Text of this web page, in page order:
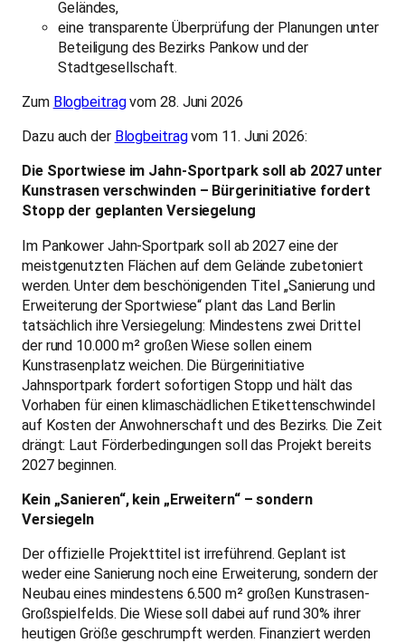
Geländes,
eine transparente Überprüfung der Planungen unter
Beteiligung des Bezirks Pankow und der
Stadtgesellschaft.
Zum Blogbeitragvom 28. Juni 2026
Dazu auch der Blogbeitragvom 11. Juni 2026:
Die Sportwiese im Jahn-Sportpark soll ab 2027 unter
Kunstrasen verschwinden – Bürgerinitiative fordert
Stopp der geplanten Versiegelung
Im Pankower Jahn-Sportpark soll ab 2027 eine der
meistgenutzten Flächen auf dem Gelände zubetoniert
werden. Unter dem beschönigenden Titel „Sanierung und
Erweiterung der Sportwiese“ plant das Land Berlin
tatsächlich ihre Versiegelung: Mindestens zwei Drittel
der rund 10.000 m² großen Wiese sollen einem
Kunstrasenplatz weichen. Die Bürgerinitiative
Jahnsportpark fordert sofortigen Stopp und hält das
Vorhaben für einen klimaschädlichen Etikettenschwindel
auf Kosten der Anwohnerschaft und des Bezirks. Die Zeit
drängt: Laut Förderbedingungen soll das Projekt bereits
2027 beginnen.
Kein „Sanieren“, kein „Erweitern“ – sondern
Versiegeln
Der offizielle Projekttitel ist irreführend. Geplant ist
weder eine Sanierung noch eine Erweiterung, sondern der
Neubau eines mindestens 6.500 m² großen Kunstrasen-
Großspielfelds. Die Wiese soll dabei auf rund 30% ihrer
heutigen Größe geschrumpft werden. Finanziert werden